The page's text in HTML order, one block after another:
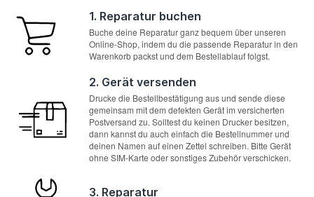
1. Reparatur buchen
Buche deine Reparatur ganz bequem über unseren
Online-Shop, indem du die passende Reparatur in den
Warenkorb packst und dem Bestellablauf folgst.
2. Gerät versenden
Drucke die Bestellbestätigung aus und sende diese
gemeinsam mit dem defekten Gerät im versicherten
Postversand zu. Solltest du keinen Drucker besitzen,
dann kannst du auch einfach die Bestellnummer und
deinen Namen auf einen Zettel schreiben. Bitte Gerät
ohne SIM-Karte oder sonstiges Zubehör verschicken.
3. Reparatur